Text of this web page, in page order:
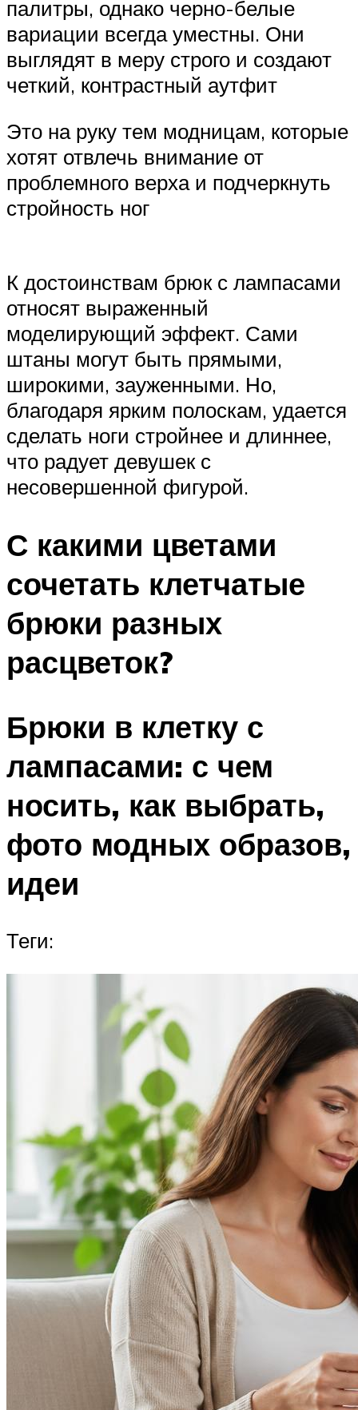
палитры, однако черно-белые
вариации всегда уместны. Они
выглядят в меру строго и создают
четкий, контрастный аутфит
Это на руку тем модницам, которые
хотят отвлечь внимание от
проблемного верха и подчеркнуть
стройность ног
К достоинствам брюк с лампасами
относят выраженный
моделирующий эффект. Сами
штаны могут быть прямыми,
широкими, зауженными. Но,
благодаря ярким полоскам, удается
сделать ноги стройнее и длиннее,
что радует девушек с
несовершенной фигурой.
С какими цветами
сочетать клетчатые
брюки разных
расцветок?
Брюки в клетку с
лампасами: с чем
носить, как выбрать,
фото модных образов,
идеи
Теги: